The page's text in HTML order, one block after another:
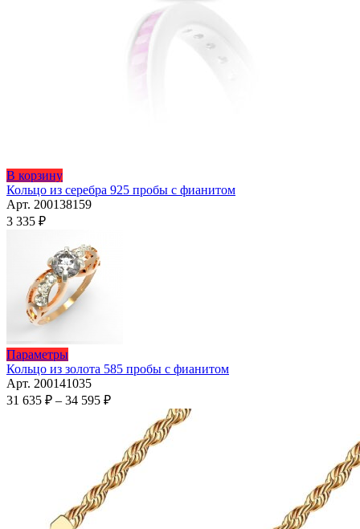
В корзинуЭтот
товар
имеет
Опции
можно
выбрать
на
странице
товара.
Кольцо из серебра 925 пробы с фианитом
Арт. 200138159
3 335 ₽
ПараметрыЭтот
товар
имеет
несколько
странице
товара.
Кольцо из золота 585 пробы с фианитом
Арт. 200141035
31 635 ₽ – 34 595 ₽Диапазон
635 ₽
34
595 ₽